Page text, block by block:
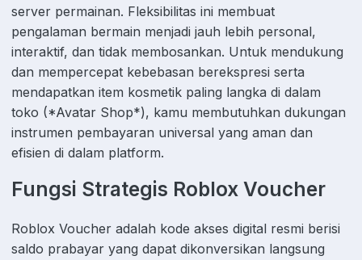
server permainan. Fleksibilitas ini membuat
pengalaman bermain menjadi jauh lebih personal,
interaktif, dan tidak membosankan. Untuk mendukung
dan mempercepat kebebasan berekspresi serta
mendapatkan item kosmetik paling langka di dalam
toko (*Avatar Shop*), kamu membutuhkan dukungan
instrumen pembayaran universal yang aman dan
efisien di dalam platform.
Fungsi Strategis Roblox Voucher
Roblox Voucher adalah kode akses digital resmi berisi
saldo prabayar yang dapat dikonversikan langsung